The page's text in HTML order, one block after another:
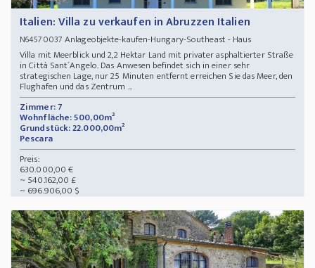
Italien: Villa zu verkaufen in Abruzzen Italien
N64570037 Anlageobjekte-kaufen-Hungary-Southeast - Haus
Villa mit Meerblick und 2,2 Hektar Land mit privater asphaltierter Straße
in Città Sant´Angelo. Das Anwesen befindet sich in einer sehr
strategischen Lage, nur 25 Minuten entfernt erreichen Sie das Meer, den
Flughafen und das Zentrum ...
Zimmer: 7
Wohnfläche: 500,00m²
Grundstück: 22.000,00m²
Pescara
Preis:
630.000,00 €
~ 540.162,00 £
~ 696.906,00 $